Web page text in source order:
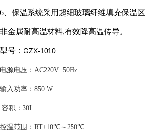
6 保温系统采用超细玻璃纤维填充保温区
非金属耐高温材料,有效降高温传导。
型号： GZX-1010
电源电压 ： AC220V 50Hz
输入功率 ： 850 W
容积： 30L
控温范围 ： RT+10℃ ～ 250℃